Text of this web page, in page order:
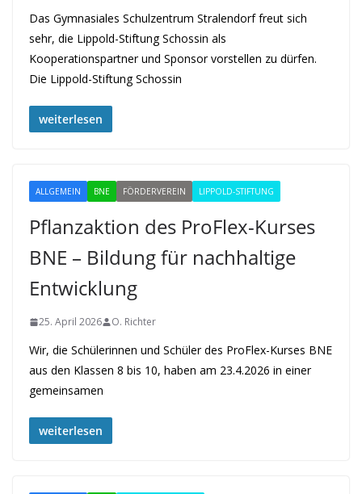
Das Gymnasiales Schulzentrum Stralendorf freut sich
sehr, die Lippold-Stiftung Schossin als
Kooperationspartner und Sponsor vorstellen zu dürfen.
Die Lippold-Stiftung Schossin
weiterlesen
ALLGEMEIN BNE FÖRDERVEREIN LIPPOLD-STIFTUNG
Pflanzaktion des ProFlex-Kurses
BNE – Bildung für nachhaltige
Entwicklung
25. April 2026 O. Richter
Wir, die Schülerinnen und Schüler des ProFlex-Kurses BNE
aus den Klassen 8 bis 10, haben am 23.4.2026 in einer
gemeinsamen
weiterlesen